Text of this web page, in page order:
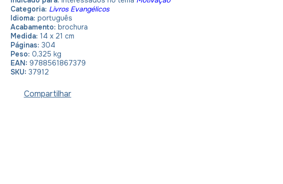
Categoria: Livros Evangélicos
Idioma: português
Acabamento: brochura
Medida: 14 x 21 cm
Páginas: 304
Peso: 0,325 kg
EAN: 9788561867379
SKU: 37912
Compartilhar